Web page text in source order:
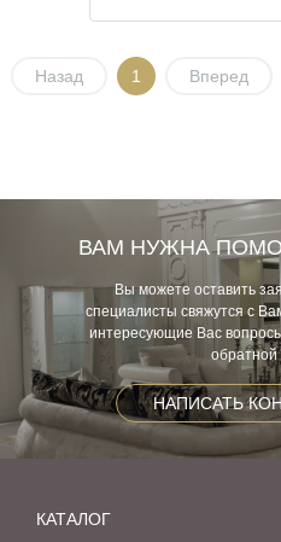
Назад 1 Вперед
ВАМ НУЖНА
Вы можете оставить
специалисты свяжутся с
интересующие Вас
обратной
НАПИСАТЬ
КАТАЛОГ